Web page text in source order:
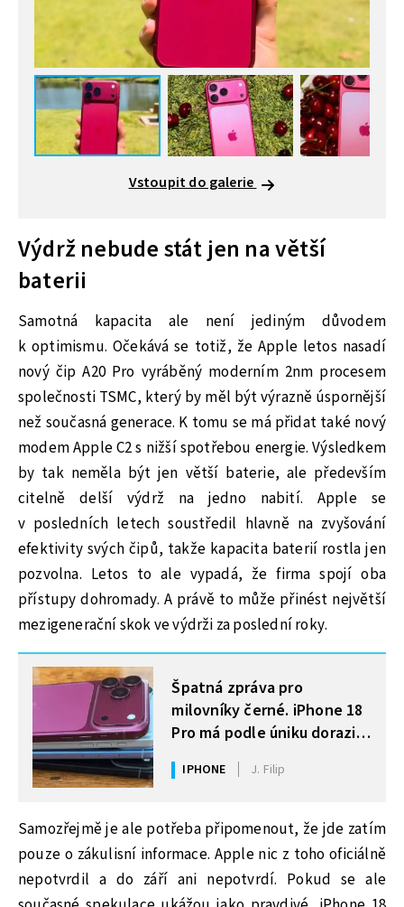
Vstoupit do galerie
Výdrž nebude stát jen na větší
baterii
Samotná kapacita ale není jediným důvodem
k optimismu. Očekává se totiž, že Apple letos nasadí
nový čip A20 Pro vyráběný moderním 2nm procesem
společnosti TSMC, který by měl být výrazně úspornější
než současná generace. K tomu se má přidat také nový
modem Apple C2 s nižší spotřebou energie. Výsledkem
by tak neměla být jen větší baterie, ale především
citelně delší výdrž na jedno nabití. Apple se
v posledních letech soustředil hlavně na zvyšování
efektivity svých čipů, takže kapacita baterií rostla jen
pozvolna. Letos to ale vypadá, že firma spojí oba
přístupy dohromady. A právě to může přinést největší
mezigenerační skok ve výdrži za poslední roky.
MOHLO BY VÁS ZAJÍMAT
Špatná zpráva pro
milovníky černé. iPhone 18
Pro má podle úniku dorazit
jen ve třech barvách
IPHONE J. Filip
Samozřejmě je ale potřeba připomenout, že jde zatím
pouze o zákulisní informace. Apple nic z toho oficiálně
nepotvrdil a do září ani nepotvrdí. Pokud se ale